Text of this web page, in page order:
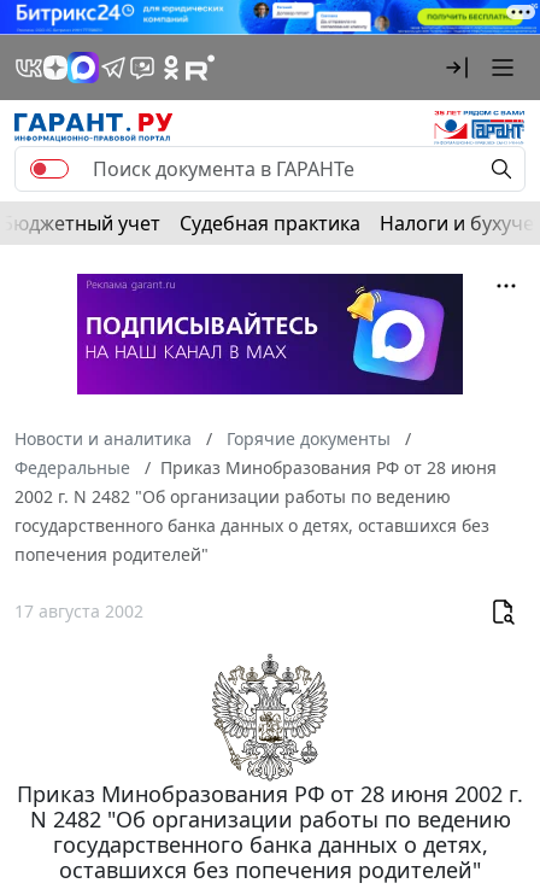
Бюджетный учет Судебная практика Налоги и
Новости и аналитика
Горячие документы
Федеральные
Приказ Минобразования РФ от 28 июня
2002 г. N 2482 "Об организации работы по ведению
государственного банка данных о детях, оставшихся без
попечения родителей"
17 августа 2002
Приказ Минобразования РФ от 28 июня 2002 г.
N 2482 "Об организации работы по ведению
государственного банка данных о детях,
оставшихся без попечения родителей"